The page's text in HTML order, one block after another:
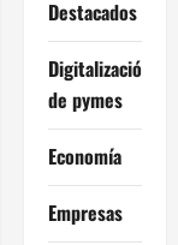
Destacados
Digitalización
de pymes
Economía
Empresas